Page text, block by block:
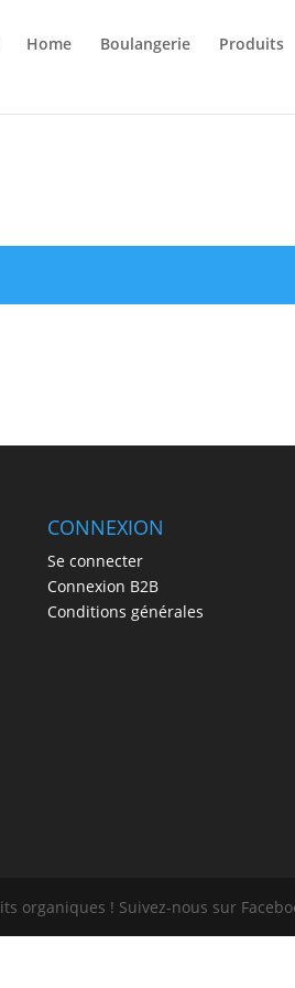
Home Boulangerie Produits
CONNEXION
Se connecter
Connexion B2B
Conditions générales
organiques ! Suivez-nous sur